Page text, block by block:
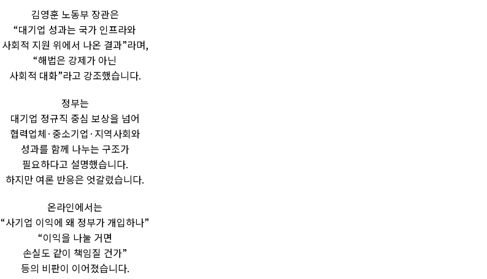
김영훈 노동부 장관은
“대기업 성과는 국가 인프라와
사회적 지원 위에서 나온 결과”라며,
“해법은 강제가 아닌
사회적 대화”라고 강조했습니다.
정부는
대기업 정규직 중심 보상을 넘어
협력업체·중소기업·지역사회와
성과를 함께 나누는 구조가
필요하다고 설명했습니다.
하지만 여론 반응은 엇갈렸습니다.
온라인에서는
“사기업 이익에 왜 정부가 개입하나”
“이익을 나눌 거면
손실도 같이 책임질 건가”
등의 비판이 이어졌습니다.